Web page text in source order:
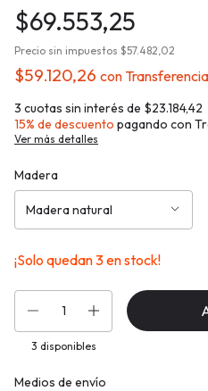
$69.553,25
Precio sin impuestos $57.482,02
$59.120,26 con
3 cuotas sin interés de $23.184,42
15% de descuento pagando con
Ver más detalles
Madera
¡Solo quedan3en stock!
3 disponibles
Entregas para el CP:
Medios de envío